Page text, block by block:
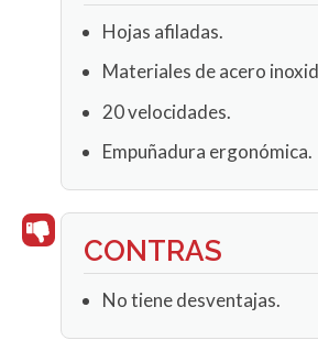
Hojas afiladas.
Materiales de acero
20 velocidades.
Empuñadura ergonómica.
CONTRAS
No tiene desventajas.